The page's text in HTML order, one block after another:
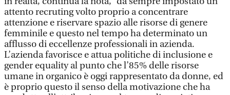
attento recruting volto proprio a concentrare
attenzione e riservare spazio alle risorse di genere
femminile e questo nel tempo ha determinato un
afflusso di eccellenze professionali in azienda.
L’azienda favorisce e attua politiche di inclusione e
gender equality al punto che l’85% delle risorse
umane in organico è oggi rappresentato da donne, ed
è proprio questo il senso della motivazione che ha